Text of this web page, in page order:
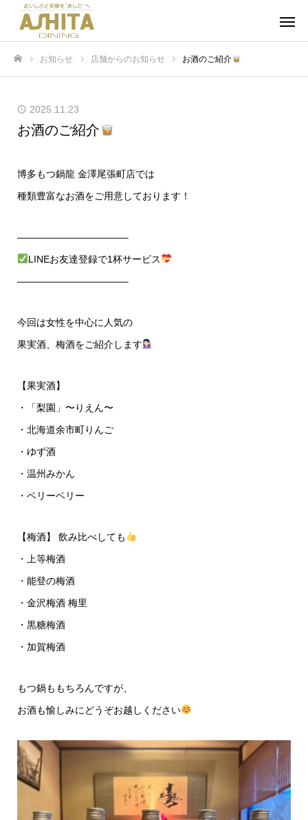
お知らせ 店舗からのお知らせ お酒のご紹介
2025.11.23
お酒のご紹介
博多もつ鍋龍 金澤尾張町店では
種類豊富なお酒をご用意しております！
———————————–
LINEお友達登録で1杯サービス
———————————–
今回は女性を中心に人気の
果実酒、梅酒をご紹介します
【果実酒】
・「梨園」〜りえん〜
・北海道余市町りんご
・ゆず酒
・温州みかん
・ベリーベリー
【梅酒】 飲み比べしても
・上等梅酒
・能登の梅酒
・金沢梅酒 梅里
・黒糖梅酒
・加賀梅酒
もつ鍋ももちろんですが、
お酒も愉しみにどうぞお越しください